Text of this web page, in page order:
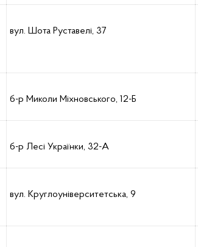
вул. Шота Руставелі, 37
б-р Миколи Міхновського, 12-Б
б-р Лесі Українки, 32-А
вул. Круглоуніверситетська, 9